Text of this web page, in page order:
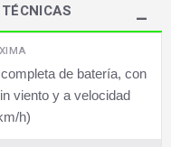
de batería, con
viento y a velocidad
h)